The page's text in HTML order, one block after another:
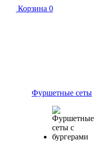
Корзина 0
Фуршетные сеты